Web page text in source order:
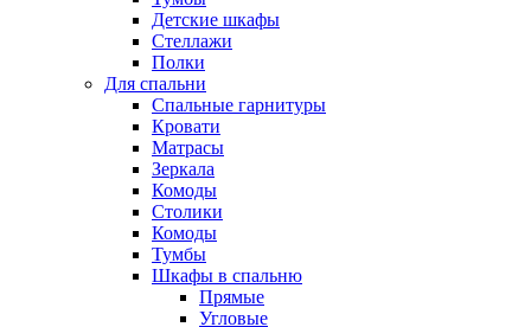
Детские шкафы
Стеллажи
Полки
Для спальни
Спальные гарнитуры
Кровати
Матрасы
Зеркала
Комоды
Столики
Комоды
Тумбы
Шкафы в спальню
Прямые
Угловые